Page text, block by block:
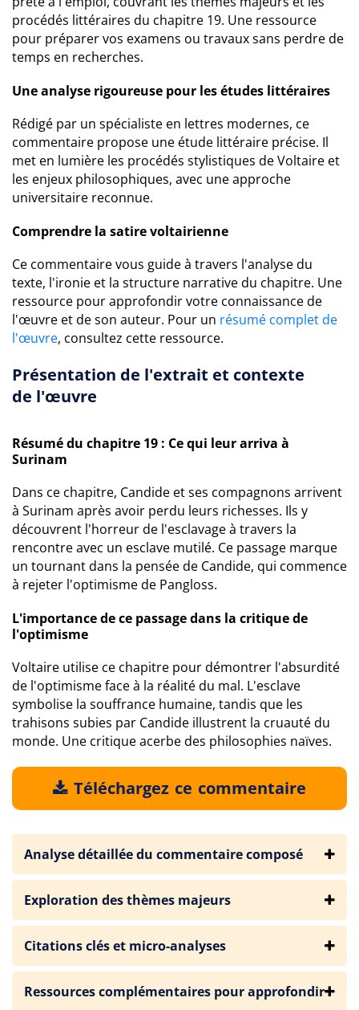
procédés littéraires du chapitre 19. Une ressource
pour préparer vos examens ou travaux sans perdre de
temps en recherches.
Une analyse rigoureuse pour les études littéraires
Rédigé par un spécialiste en lettres modernes, ce
commentaire propose une étude littéraire précise. Il
met en lumière les procédés stylistiques de Voltaire et
les enjeux philosophiques, avec une approche
universitaire reconnue.
Comprendre la satire voltairienne
Ce commentaire vous guide à travers l'analyse du
texte, l'ironie et la structure narrative du chapitre. Une
ressource pour approfondir votre connaissance de
l'œuvre et de son auteur. Pour un résumé complet de
l'œuvre, consultez cette ressource.
Présentation de l'extrait et contexte
de l'œuvre
Résumé du chapitre 19 : Ce qui leur arriva à
Surinam
Dans ce chapitre, Candide et ses compagnons arrivent
à Surinam après avoir perdu leurs richesses. Ils y
découvrent l'horreur de l'esclavage à travers la
rencontre avec un esclave mutilé. Ce passage marque
un tournant dans la pensée de Candide, qui commence
à rejeter l'optimisme de Pangloss.
L'importance de ce passage dans la critique de
l'optimisme
Voltaire utilise ce chapitre pour démontrer l'absurdité
de l'optimisme face à la réalité du mal. L'esclave
symbolise la souffrance humaine, tandis que les
trahisons subies par Candide illustrent la cruauté du
monde. Une critique acerbe des philosophies naïves.
Téléchargez ce commentaire
Analyse détaillée du commentaire composé
Exploration des thèmes majeurs
Citations clés et micro-analyses
Ressources complémentaires pour approfondir